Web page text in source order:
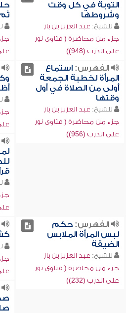
التوبة في كل وقت
وشروطها
للشيخ: عبد العزيز بن باز
جزء من محاضرة ( فتاوى نور
على الدرب (948))
الفهرس:استماع
المرأة لخطبة الجمعة
أولى من الصلاة في أول
وقتها
للشيخ: عبد العزيز بن باز
جزء من محاضرة ( فتاوى نور
على الدرب (956))
الفهرس:حكم
لبس المرأة الملابس
الضيقة
للشيخ: عبد العزيز بن باز
جزء من محاضرة ( فتاوى نور
على الدرب (232))